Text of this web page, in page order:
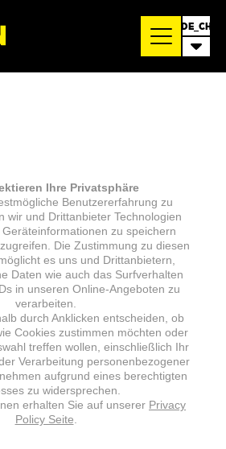
DE_CH
Ihre Privatsphäre
Benutzererfahrung zu
wir und Drittanbieter Technologien
zu speichern
Die Zustimmung zu diesen
es uns und Drittanbietern,
Daten wie auch das Surfverhalten
in unseren Online-Angeboten zu
verarbeiten.
durch Anklicken entscheiden, ob
Cookies zustimmen möchten oder
treffen wollen, einschließlich Ihr
Verarbeitung personenbezogener
aufgrund eines berechtigten
zu widersprechen.
erhalten Sie auf unserer Privacy
Policy Seite